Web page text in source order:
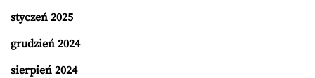
styczeń 2025
grudzień 2024
sierpień 2024